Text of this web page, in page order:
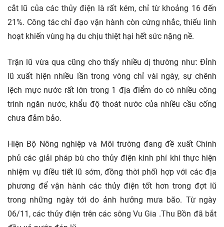
cắt lũ của các thủy điện là rất kém, chỉ từ khoảng 16 đến
21%. Công tác chỉ đạo vận hành còn cứng nhắc, thiếu linh
hoạt khiến vùng hạ du chịu thiệt hại hết sức nặng nề.
Trận lũ vừa qua cũng cho thấy nhiều dị thường như: Đỉnh
lũ xuất hiện nhiều lần trong vòng chỉ vài ngày, sự chênh
lệch mực nước rất lớn trong 1 địa điểm do có nhiều công
trình ngăn nước, khẩu độ thoát nước của nhiều cầu cống
chưa đảm bảo.
Hiện Bộ Nông nghiệp và Môi trường đang đề xuất Chính
phủ các giải pháp bù cho thủy điện kinh phí khi thực hiện
nhiệm vụ điều tiết lũ sớm, đồng thời phối hợp với các địa
phương để vận hành các thủy điện tốt hơn trong đợt lũ
trong những ngày tới do ảnh hưởng mưa bão. Từ ngày
06/11, các thủy điện trên các sông Vu Gia .Thu Bồn đã bắt